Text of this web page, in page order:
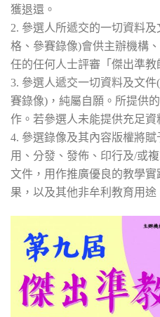
獲退還。
2. 參選人所遞交的一切資料
格、參賽錄像)會供主辦機構
任的任何人士評審「傑出準教
3. 參選人遞交一切資料及文
賽錄像)，純屬自願。所提供
作。若參選人未能提供充足資
4. 參選錄像及其內容版權將
用、分發、發佈、印行及/或
文件，用作推廣優良的教學
果，以及其他非牟利教育用途